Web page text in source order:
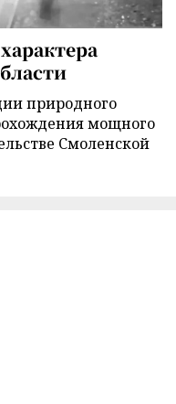
природного
мощного
Смоленской